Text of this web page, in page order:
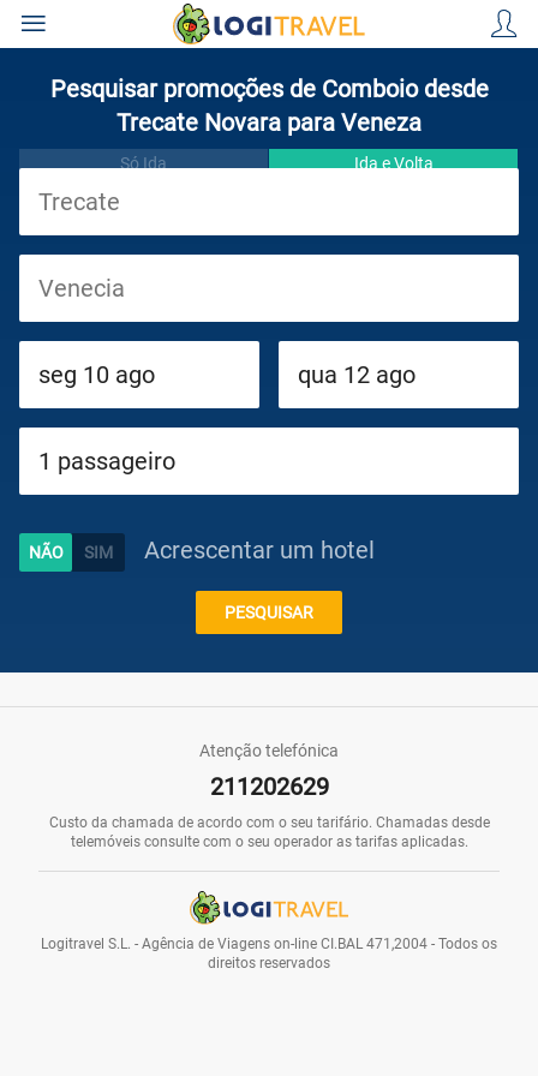
Cruzeiros
Circuitos
Caraíbas
Pesquisar promoções de Comboio desde
Trecate Novara para Veneza
Só Ida Ida e Volta
Acrescentar um hotel
PESQUISAR
Atenção telefónica
211202629
Custo da chamada de acordo com o seu tarifário. Chamadas desde
telemóveis consulte com o seu operador as tarifas aplicadas.
Logitravel S.L. - Agência de Viagens on-line CI.BAL 471,2004 - Todos os
direitos reservados